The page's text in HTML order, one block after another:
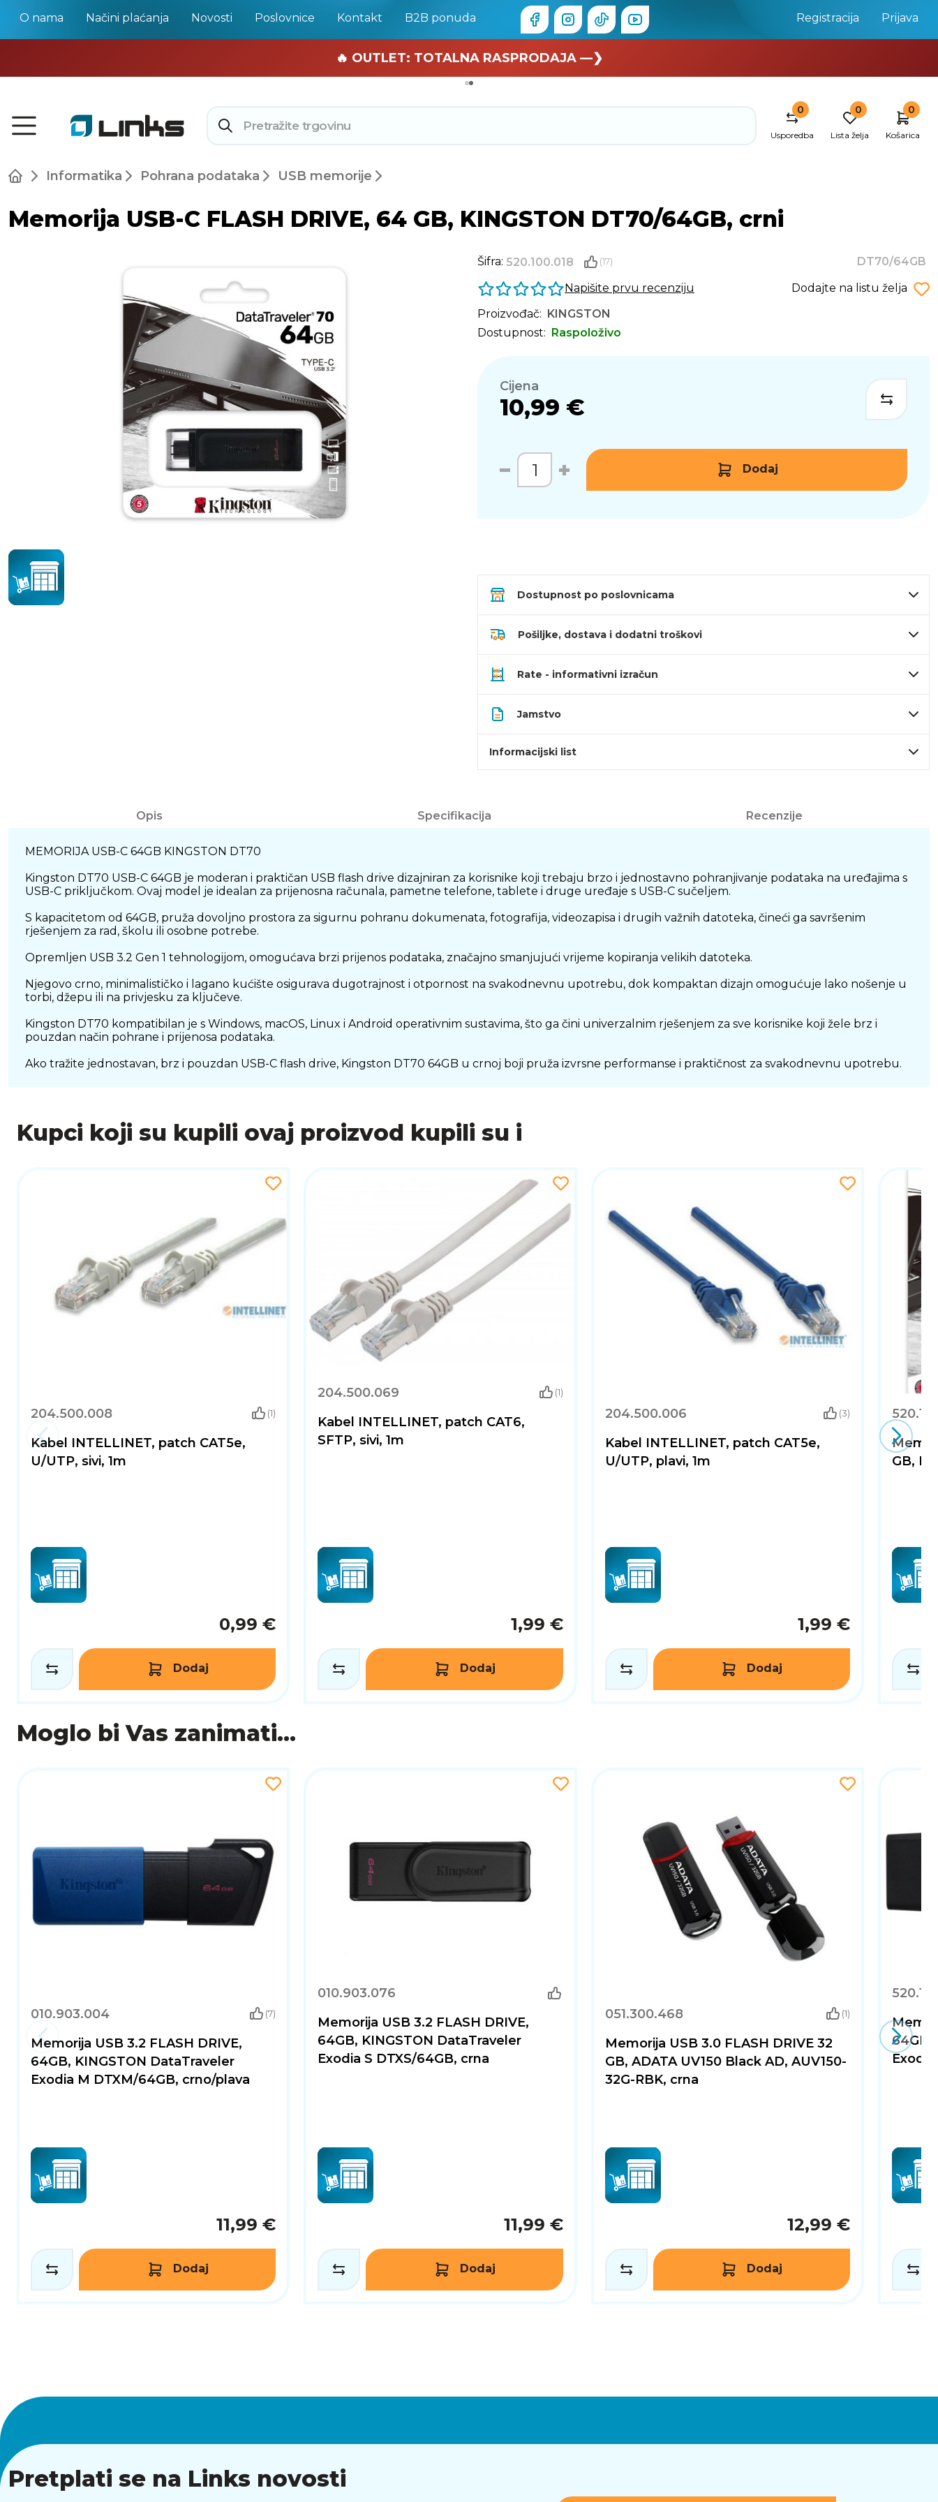
O nama Načini plaćanja Novosti Poslovnice Kontakt B2B ponuda Registracija Prijava
🏄 Zaslužuješ odmor —❯
🔥 OUTLET: TOTALNA RASPRODAJA —❯
0
Usporedba
0
Lista želja
0
Košarica
Informatika Pohrana podataka USB memorije
Memorija USB-C FLASH DRIVE, 64 GB, KINGSTON DT70/64GB, crni
Šifra: 520.100.018 (17)
DT70/64GB
Napišite prvu recenziju
Dodajte na listu želja
Proizvođač: KINGSTON
Dostupnost: Raspoloživo
Cijena
10,99 €
Dodaj
Dostupnost po poslovnicama
Pošiljke, dostava i dodatni troškovi
Rate - informativni izračun
Jamstvo
Informacijski list
Opis Specifikacija Recenzije
MEMORIJA USB-C 64GB KINGSTON DT70
Kingston DT70 USB-C 64GB je moderan i praktičan USB flash drive dizajniran za korisnike koji trebaju brzo i jednostavno pohranjivanje podataka na uređajima s
USB-C priključkom. Ovaj model je idealan za prijenosna računala, pametne telefone, tablete i druge uređaje s USB-C sučeljem.
S kapacitetom od 64GB, pruža dovoljno prostora za sigurnu pohranu dokumenata, fotografija, videozapisa i drugih važnih datoteka, čineći ga savršenim
rješenjem za rad, školu ili osobne potrebe.
Opremljen USB 3.2 Gen 1 tehnologijom, omogućava brzi prijenos podataka, značajno smanjujući vrijeme kopiranja velikih datoteka.
Njegovo crno, minimalističko i lagano kućište osigurava dugotrajnost i otpornost na svakodnevnu upotrebu, dok kompaktan dizajn omogućuje lako nošenje u
torbi, džepu ili na privjesku za ključeve.
Kingston DT70 kompatibilan je s Windows, macOS, Linux i Android operativnim sustavima, što ga čini univerzalnim rješenjem za sve korisnike koji žele brz i
pouzdan način pohrane i prijenosa podataka.
Ako tražite jednostavan, brz i pouzdan USB-C flash drive, Kingston DT70 64GB u crnoj boji pruža izvrsne performanse i praktičnost za svakodnevnu upotrebu.
Kupci koji su kupili ovaj proizvod kupili su i
204.500.008 (1)
Kabel INTELLINET, patch CAT5e,
U/UTP, sivi, 1m
0,99 €
Dodaj
204.500.069 (1)
Kabel INTELLINET, patch CAT6,
SFTP, sivi, 1m
1,99 €
Dodaj
204.500.006 (3)
Kabel INTELLINET, patch CAT5e,
U/UTP, plavi, 1m
1,99 €
Dodaj
GB,
Moglo bi Vas zanimati...
010.903.004 (7)
Memorija USB 3.2 FLASH DRIVE,
64GB, KINGSTON DataTraveler
Exodia M DTXM/64GB, crno/plava
11,99 €
Dodaj
010.903.076
Memorija USB 3.2 FLASH DRIVE,
64GB, KINGSTON DataTraveler
Exodia S DTXS/64GB, crna
11,99 €
Dodaj
051.300.468 (1)
Memorija USB 3.0 FLASH DRIVE 32
GB, ADATA UV150 Black AD, AUV150-
32G-RBK, crna
12,99 €
Dodaj
64GB,
Pretplati se na Links novosti